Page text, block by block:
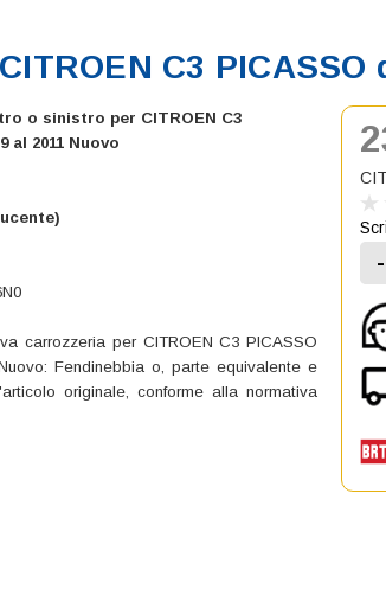
C3 PICASSO
o sinistro per CITROEN C3
al 2011 Nuovo
carrozzeria per CITROEN C3 PICASSO
Fendinebbia o, parte equivalente e
originale, conforme alla normativa
-